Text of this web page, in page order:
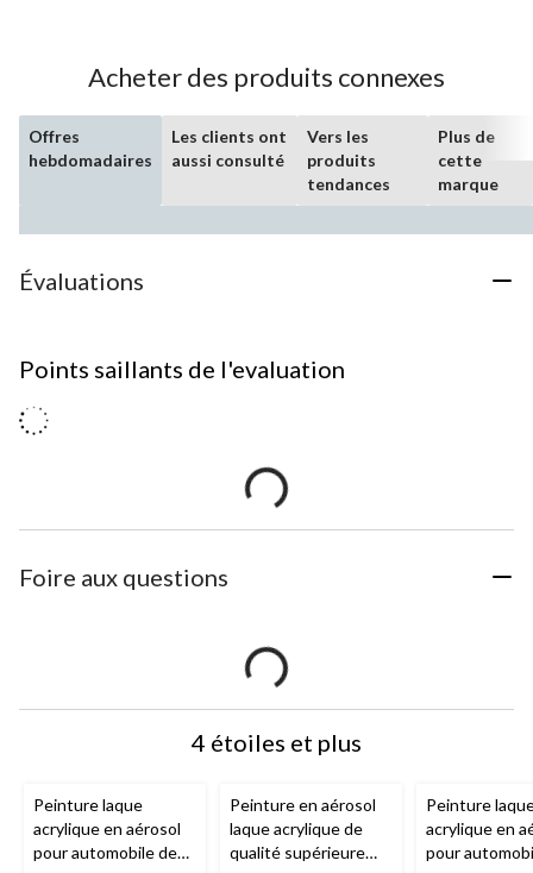
Acheter des produits connexes
Offres
hebdomadaires
Les clients ont
aussi consulté
Vers les
produits
tendances
Plus de
cette
marque
Évaluations
Points saillants de l'evaluation
Foire aux questions
4 étoiles et plus
Peinture laque
acrylique en aérosol
pour automobile de
Peinture en aérosol
laque acrylique de
qualité supérieure
Peinture
acrylique en
pour